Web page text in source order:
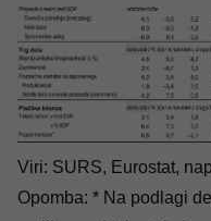
Viri: SURS, Eurostat,
Opomba: * Na podlagi